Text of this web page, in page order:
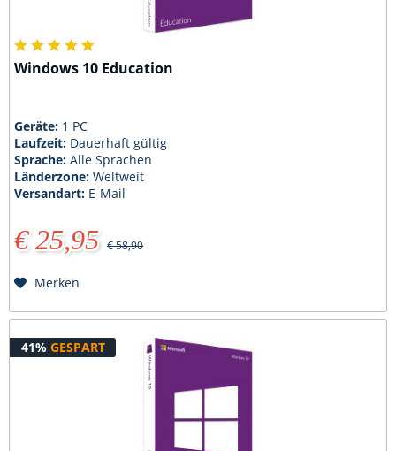
Windows 10 Education
Geräte: 1 PC
Laufzeit: Dauerhaft gültig
Sprache:Alle Sprachen
Länderzone:Weltweit
Versandart: E-Mail
€ 25,95 € 58,90
Merken
41% GESPART